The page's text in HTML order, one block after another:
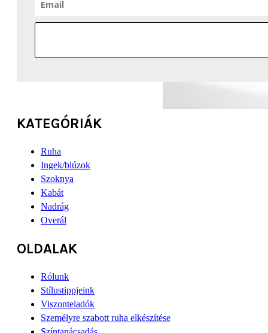
KATEGÓRIÁK
Ruha
Ingek/blúzok
Szoknya
Kabát
Nadrág
Overál
OLDALAK
Rólunk
Stílustippjeink
Viszonteladók
Személyre szabott ruha elkészítése